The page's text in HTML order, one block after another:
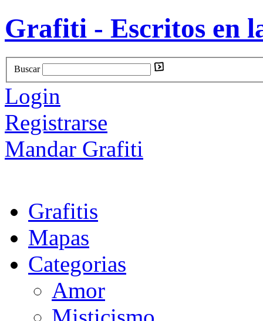
Grafiti - Escritos en
Buscar
Login
Registrarse
Mandar Grafiti
Grafitis
Mapas
Categorias
Amor